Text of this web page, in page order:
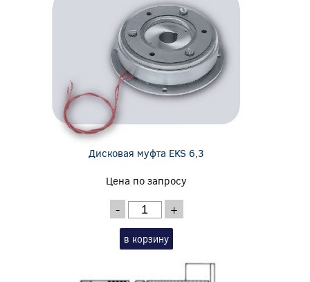
Дисковая муфта EKS 6,3
Цена по запросу
- +
в корзину